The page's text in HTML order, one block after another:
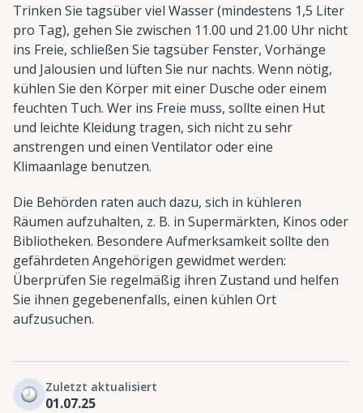
Trinken Sie tagsüber viel Wasser (mindestens 1,5 Liter
pro Tag), gehen Sie zwischen 11.00 und 21.00 Uhr nicht
ins Freie, schließen Sie tagsüber Fenster, Vorhänge
und Jalousien und lüften Sie nur nachts. Wenn nötig,
kühlen Sie den Körper mit einer Dusche oder einem
feuchten Tuch. Wer ins Freie muss, sollte einen Hut
und leichte Kleidung tragen, sich nicht zu sehr
anstrengen und einen Ventilator oder eine
Klimaanlage benutzen.
Die Behörden raten auch dazu, sich in kühleren
Räumen aufzuhalten, z. B. in Supermärkten, Kinos oder
Bibliotheken. Besondere Aufmerksamkeit sollte den
gefährdeten Angehörigen gewidmet werden:
Überprüfen Sie regelmäßig ihren Zustand und helfen
Sie ihnen gegebenenfalls, einen kühlen Ort
aufzusuchen.
Zuletzt aktualisiert
01.07.25